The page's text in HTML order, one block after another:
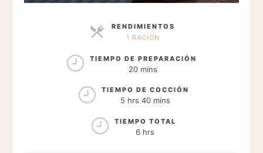
RENDIMIENTOS
1 RACIÓN
TIEMPO DE PREPARACIÓN
20 mins
TIEMPO DE COCCIÓN
5 hrs 40 mins
TIEMPO TOTAL
6 hrs